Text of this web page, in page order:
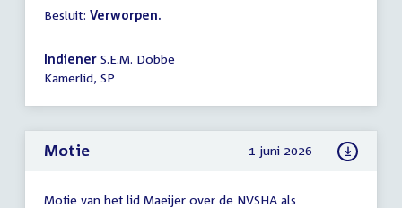
Besluit: Verworpen.
Indiener S.E.M. Dobbe
Kamerlid, SP
Motie 1 juni 2026
Motie van het lid Maeijer over de NVSHA als